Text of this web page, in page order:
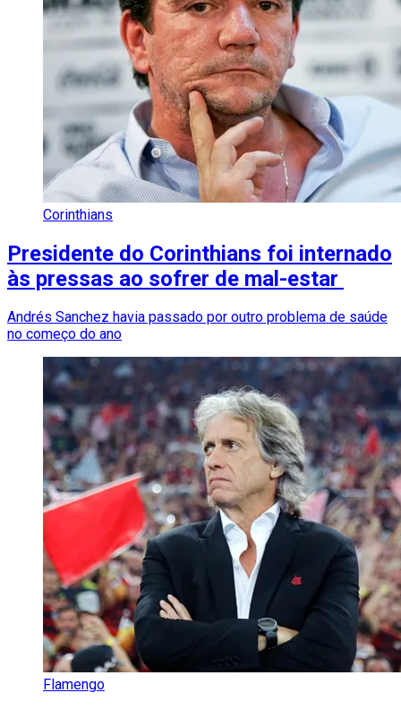
Corinthians
Presidente do Corinthians foi internado
às pressas ao sofrer de mal-estar
Andrés Sanchez havia passado por outro problema de saúde
no começo do ano
Flamengo